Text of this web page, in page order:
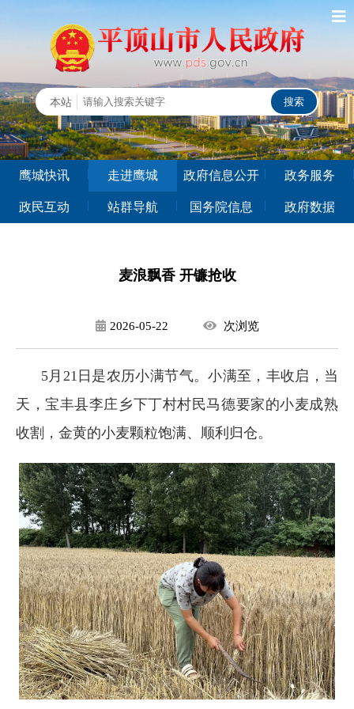
鹰城快讯 走进鹰城 政府信息公开 政务服务
政民互动 站群导航 国务院信息 政府数据
麦浪飘香 开镰抢收
2026-05-22 次浏览
5月21日是农历小满节气。小满至，丰收启，当
天，宝丰县李庄乡下丁村村民马德要家的小麦成熟
收割，金黄的小麦颗粒饱满、顺利归仓。